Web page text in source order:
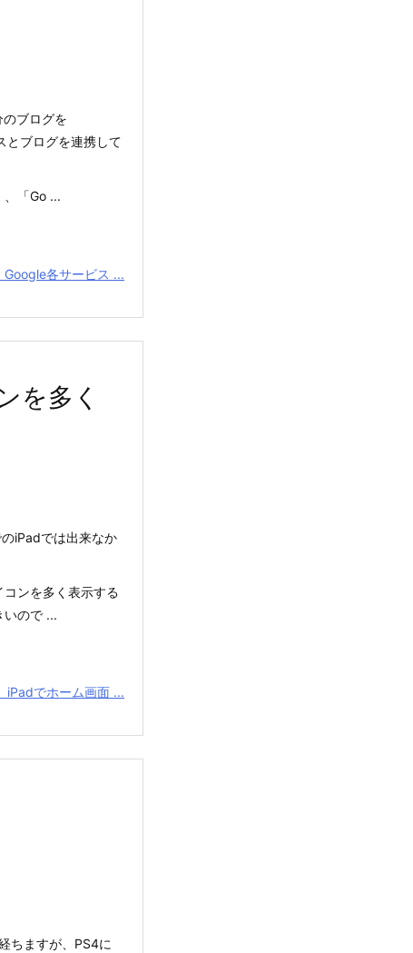
ブログを
とブログを連携して
、「Go ...
Google各サービス ...
を多く
iPadでは出来なか
ンを多く表示する
いので ...
iPadでホーム画面 ...
ちますが、PS4に